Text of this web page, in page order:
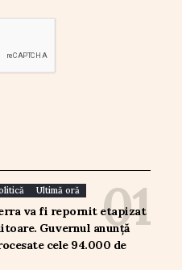
Ultimă oră
va fi repornit etapizat
Guvernul anunță
cele 94.000 de